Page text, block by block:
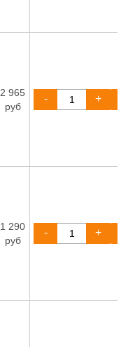
2 965
руб
- +
1 290
руб
- +